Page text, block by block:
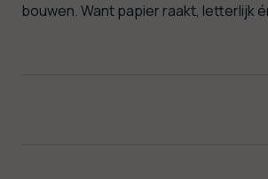
bouwen. Want papier raakt, letterlijk